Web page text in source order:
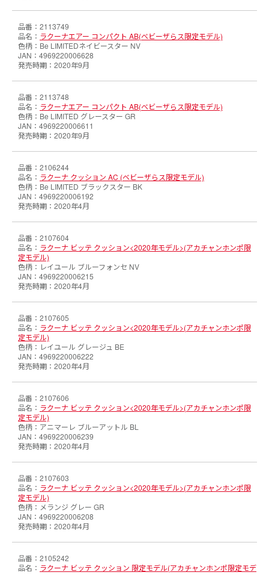
2113749
ラクーナエアー コンパクト AB(ベビーザらス限定モデル)
Be LIMITEDネイビースター NV
4969220006628
2020年9月
2113748
ラクーナエアー コンパクト AB(ベビーザらス限定モデル)
Be LIMITED グレースター GR
4969220006611
2020年9月
2106244
ラクーナ クッション AC (ベビーザらス限定モデル)
Be LIMITED ブラックスター BK
4969220006192
2020年4月
2107604
ラクーナ ビッテ クッション<2020年モデル>(アカチャンホンポ限
定モデル)
レイユール ブルーフォンセ NV
4969220006215
2020年4月
2107605
ラクーナ ビッテ クッション<2020年モデル>(アカチャンホンポ限
定モデル)
レイユール グレージュ BE
4969220006222
2020年4月
2107606
ラクーナ ビッテ クッション<2020年モデル>(アカチャンホンポ限
定モデル)
アニマーレ ブルーアットル BL
4969220006239
2020年4月
2107603
ラクーナ ビッテ クッション<2020年モデル>(アカチャンホンポ限
定モデル)
メランジ グレー GR
4969220006208
2020年4月
2105242
ラクーナ ビッテ クッション 限定モデル(アカチャンホンポ限定モデ